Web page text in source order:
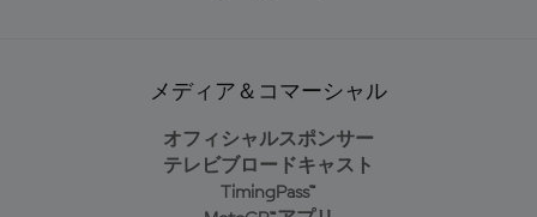
メディア＆コマーシャル
オフィシャルスポンサー
テレビブロードキャスト
TimingPass™